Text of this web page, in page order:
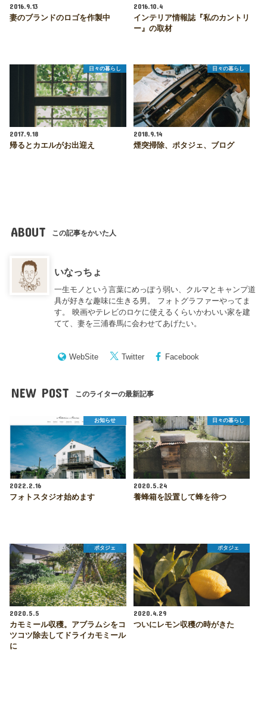
2016.9.13
妻のブランドのロゴを作製中
2016.10.4
インテリア情報誌『私のカントリ
ー』の取材
日々の暮らし
2017.9.18
帰るとカエルがお出迎え
日々の暮らし
2018.9.14
煙突掃除、ポタジェ、ブログ
ABOUT この記事をかいた人
いなっちょ
一生モノという言葉にめっぽう弱い、クルマとキャンプ道
具が好きな趣味に生きる男。 フォトグラファーやってま
す。 映画やテレビのロケに使えるくらいかわいい家を建
てて、妻を三浦春馬に会わせてあげたい。
WebSite Twitter Facebook
NEW POST このライターの最新記事
お知らせ
2022.2.16
フォトスタジオ始めます
日々の暮らし
2020.5.24
養蜂箱を設置して蜂を待つ
ポタジェ
2020.5.5
カモミール収穫。アブラムシをコ
ツコツ除去してドライカモミール
に
ポタジェ
2020.4.29
ついにレモン収穫の時がきた